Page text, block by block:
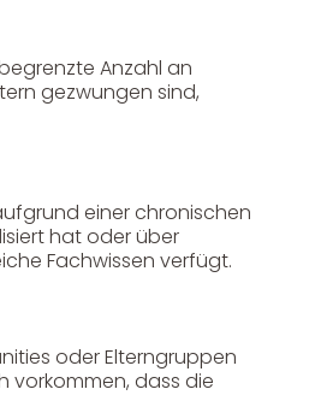
Anzahl an
gezwungen sind,
einer chronischen
hat oder über
Fachwissen verfügt.
oder Elterngruppen
vorkommen, dass die